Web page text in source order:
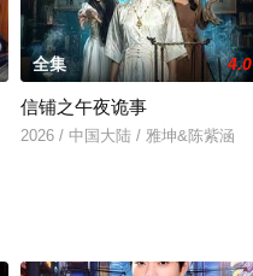
全集 4.0
信铺之午夜诡事
2026 / 中国大陆 / 雅坤&陈紫涵